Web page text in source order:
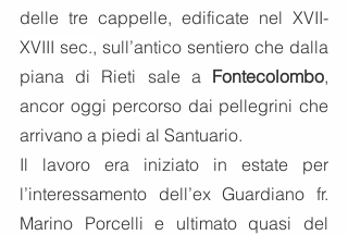
delle tre cappelle, edificate nel XVII-
XVIII sec., sull’antico sentiero che dalla
piana di Rieti sale a Fontecolombo,
ancor oggi percorso dai pellegrini che
arrivano a piedi al Santuario.
Il lavoro era iniziato in estate per
l’interessamento dell’ex Guardiano fr.
Marino Porcelli e ultimato quasi del